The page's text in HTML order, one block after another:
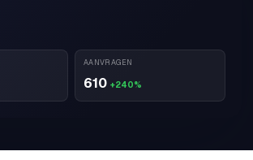
AANVRAGEN
610 +240%